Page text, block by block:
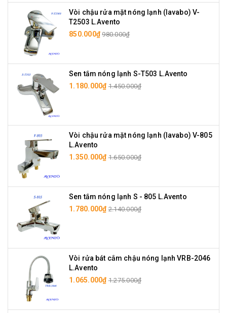
Vòi chậu rửa mặt nóng lạnh (lavabo) V-
T2503 L.Avento
850.000₫ 980.000₫
Sen tắm nóng lạnh S-T503 L.Avento
1.180.000₫ 1.450.000₫
Vòi chậu rửa mặt nóng lạnh (lavabo) V-805
L.Avento
1.350.000₫ 1.650.000₫
Sen tắm nóng lạnh S - 805 L.Avento
1.780.000₫ 2.140.000₫
Vòi rửa bát cắm chậu nóng lạnh VRB-2046
L.Avento
1.065.000₫ 1.275.000₫